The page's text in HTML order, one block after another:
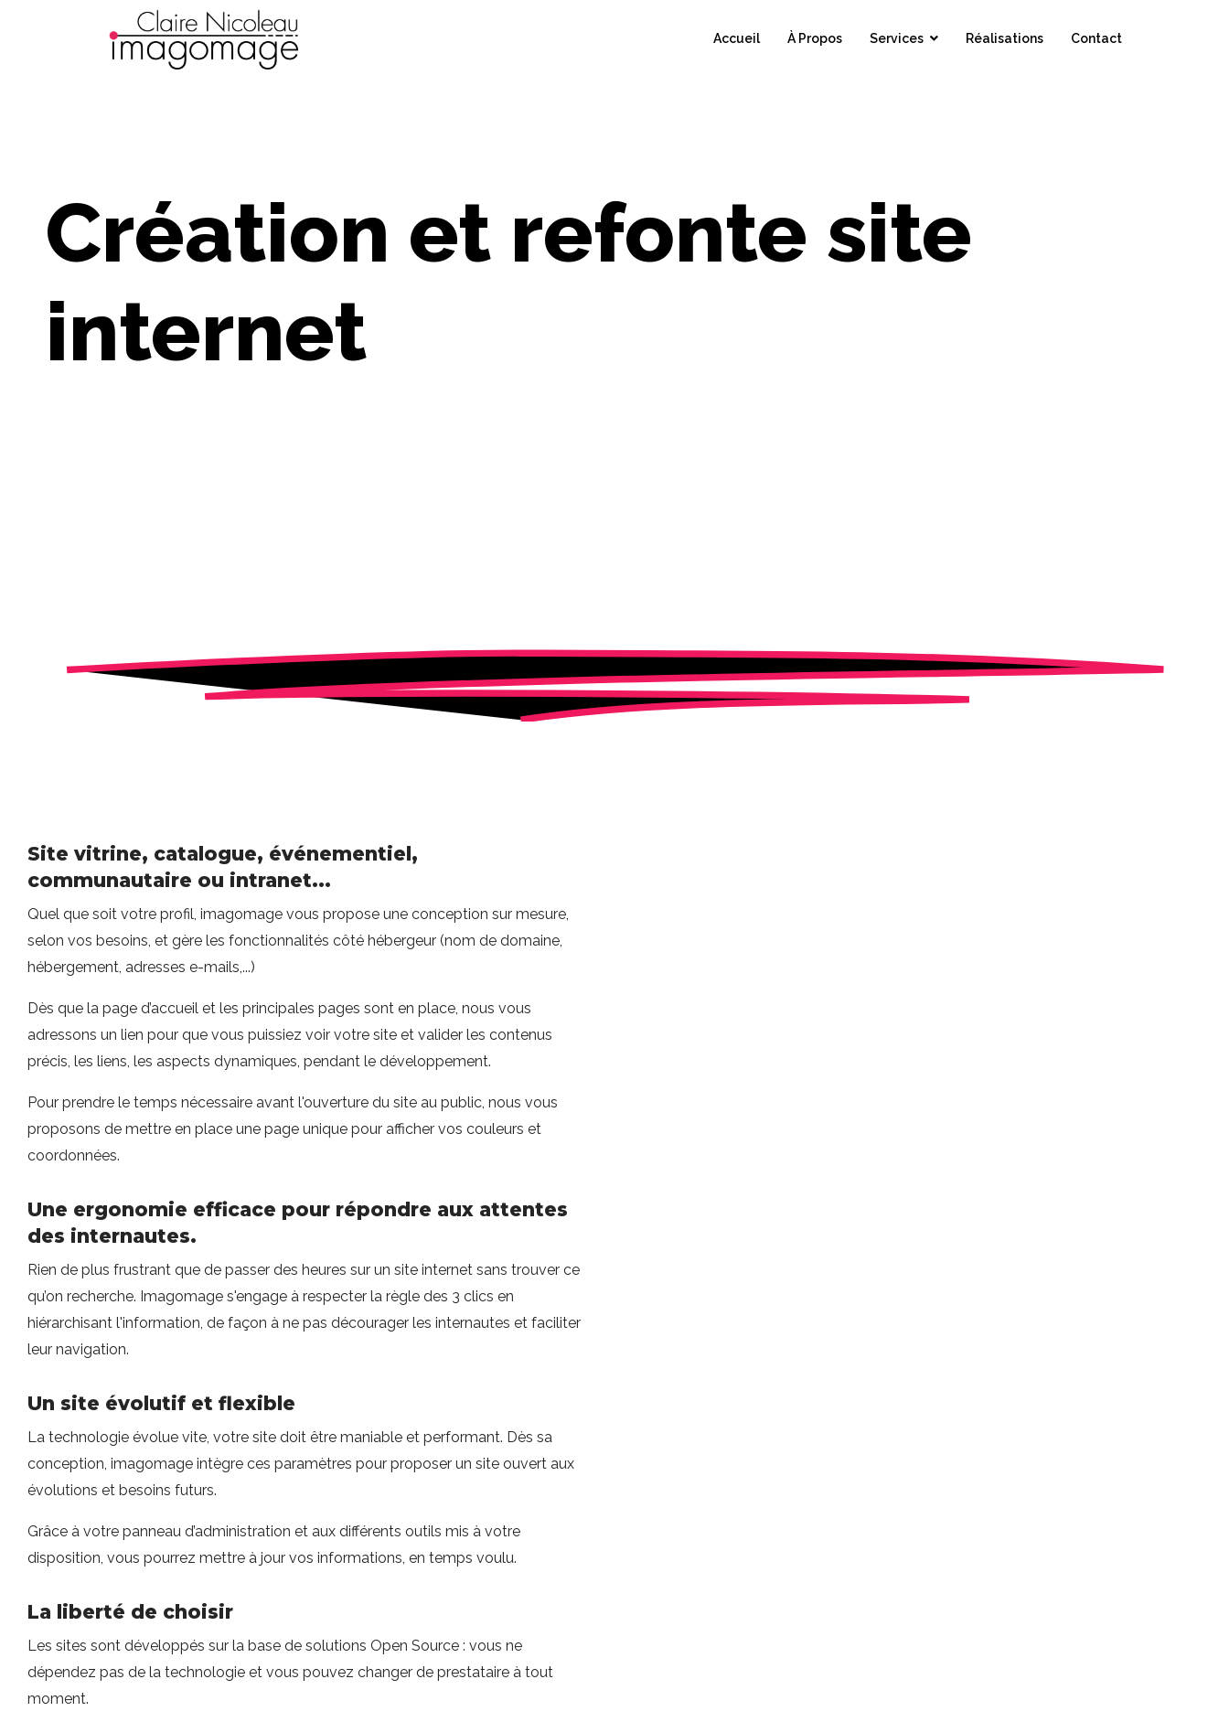
Accueil À Propos Services Réalisations Contact
Création et refonte site
internet
Site vitrine, catalogue, événementiel,
communautaire ou intranet...
Quel que soit votre profil, imagomage vous propose une conception sur mesure,
selon vos besoins, et gère les fonctionnalités côté hébergeur (nom de domaine,
hébergement, adresses e-mails,...)
Dès que la page d’accueil et les principales pages sont en place, nous vous
adressons un lien pour que vous puissiez voir votre site et valider les contenus
précis, les liens, les aspects dynamiques, pendant le développement.
Pour prendre le temps nécessaire avant l'ouverture du site au public, nous vous
proposons de mettre en place une page unique pour afficher vos couleurs et
coordonnées.
Une ergonomie efficace pour répondre aux attentes
des internautes.
Rien de plus frustrant que de passer des heures sur un site internet sans trouver ce
qu’on recherche. Imagomage s'engage à respecter la règle des 3 clics en
hiérarchisant l'information, de façon à ne pas décourager les internautes et faciliter
leur navigation.
Un site évolutif et flexible
La technologie évolue vite, votre site doit être maniable et performant. Dès sa
conception, imagomage intègre ces paramètres pour proposer un site ouvert aux
évolutions et besoins futurs.
Grâce à votre panneau d’administration et aux différents outils mis à votre
disposition, vous pourrez mettre à jour vos informations, en temps voulu.
La liberté de choisir
Les sites sont développés sur la base de solutions Open Source : vous ne
dépendez pas de la technologie et vous pouvez changer de prestataire à tout
moment.